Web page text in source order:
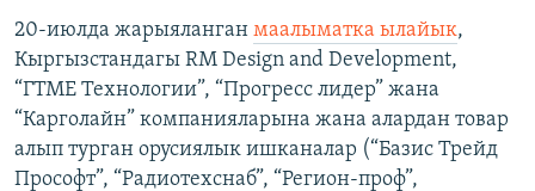
20-июлда жарыяланган маалыматка ылайык,
Кыргызстандагы RM Design and Development,
“ГТМЕ Технологии”, “Прогресс лидер” жана
“Карголайн” компанияларына жана алардан товар
алып турган орусиялык ишканалар (“Базис Трейд
Прософт”, “Радиотехснаб”, “Регион-проф”,